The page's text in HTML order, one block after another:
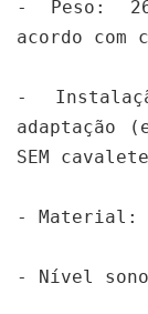
- Peso:
acordo com
-
adaptação
SEM
- Material:
- Nível